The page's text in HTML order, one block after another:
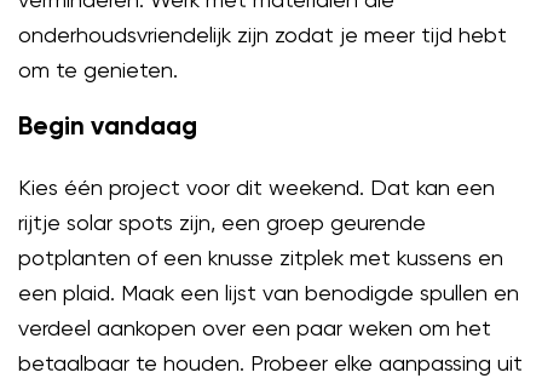
onderhoudsvriendelijk zijn zodat je meer tijd hebt
om te genieten.
Begin vandaag
Kies één project voor dit weekend. Dat kan een
rijtje solar spots zijn, een groep geurende
potplanten of een knusse zitplek met kussens en
een plaid. Maak een lijst van benodigde spullen en
verdeel aankopen over een paar weken om het
betaalbaar te houden. Probeer elke aanpassing uit